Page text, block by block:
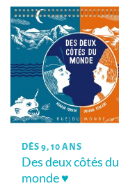
DÈS 9, 10 ANS
Des deux côtés du
monde ♥